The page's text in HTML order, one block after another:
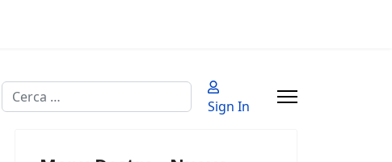
Cerca
Sign In